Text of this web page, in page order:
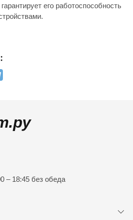
его работоспособность
– 18:45 без обеда